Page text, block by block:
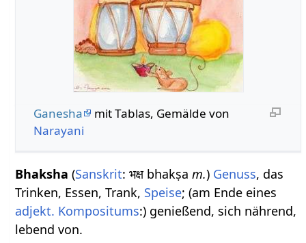
Ganesha
mit Tablas, Gemälde von
Narayani
Bhaksha (Sanskrit: भक्ष bhakṣam.) Genuss, das
Trinken, Essen, Trank, Speise; (am Ende eines
adjekt. Kompositums:) genießend, sich nährend,
lebend von.